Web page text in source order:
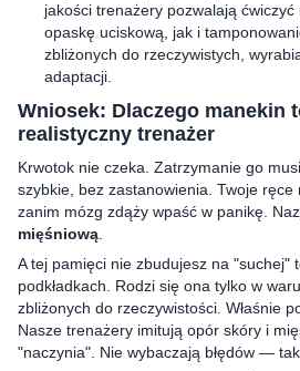
jakości trenażery pozwalają
opaskę uciskową, jak i
zbliżonych do rzeczywistych,
adaptacji.
Wniosek: Dlaczego manekin
realistyczny trenażer
Krwotok nie czeka. Zatrzymanie go
szybkie, bez zastanowienia. Twoje ręce
zanim mózg zdąży wpaść w panikę.
mięśniową
A tej pamięci nie zbudujesz na "suchej"
podkładkach. Rodzi się ona tylko w
zbliżonych do rzeczywistości. Właśnie
Nasze trenażery imitują opór skóry i
"naczynia". Nie wybaczają błędów —